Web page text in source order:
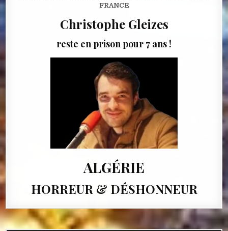
FRANCE
Christophe Gleizes
reste en prison pour 7 ans !
ALGÉRIE
HORREUR & DÉSHONNEUR